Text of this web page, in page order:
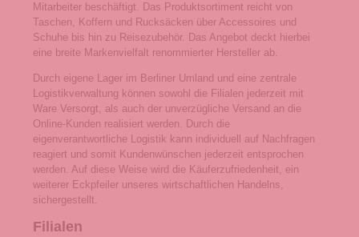
Mitarbeiter beschäftigt. Das Produktsortiment reicht von
Taschen, Koffern und Rucksäcken über Accessoires und
Schuhe bis hin zu Reisezubehör. Das Angebot deckt hierbei
eine breite Markenvielfalt renommierter Hersteller ab.
Durch eigene Lager im Berliner Umland und eine zentrale
Logistikverwaltung können sowohl die Filialen jederzeit mit
Ware Versorgt, als auch der unverzügliche Versand an die
Online-Kunden realisiert werden. Durch die
eigenverantwortliche Logistik kann individuell auf Nachfragen
reagiert und somit Kundenwünschen jederzeit entsprochen
werden. Auf diese Weise wird die Käuferzufriedenheit, ein
weiterer Eckpfeiler unseres wirtschaftlichen Handelns,
sichergestellt.
Filialen